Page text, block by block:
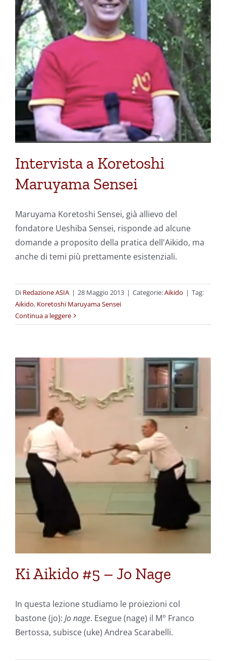
Intervista a Koretoshi
Maruyama Sensei
Maruyama Koretoshi Sensei, già allievo del
fondatore Ueshiba Sensei, risponde ad alcune
domande a proposito della pratica dell'Aikido, ma
anche di temi più prettamente esistenziali.
Di Redazione ASIA | 28 Maggio 2013 | Categorie:Aikido | Tag:
Aikido, Koretoshi Maruyama Sensei
Continua a leggere
Ki Aikido #5 – Jo Nage
In questa lezione studiamo le proiezioni col
bastone (jo): Jo nage. Esegue (nage) il M° Franco
Bertossa, subisce (uke) Andrea Scarabelli.